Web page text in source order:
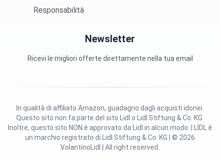
Responsabilità
Newsletter
Ricevi le migliori offerte direttamente nella tua email
Questo sito non fa parte del sito Lidl o Lidl Stiftung & Co. KG.
Inoltre, questo sito NON è approvato da Lidl in alcun modo. | LIDL è
un marchio registrato di Lidl Stiftung & Co. KG | © 2026
VolantinoLidl | All right reserved.
In qualità di affiliato Amazon, guadagno dagli acquisti idonei.